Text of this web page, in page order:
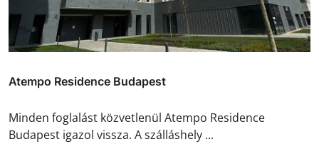
Atempo Residence Budapest
Minden foglalást közvetlenül Atempo Residence
Budapest igazol vissza. A szálláshely ...